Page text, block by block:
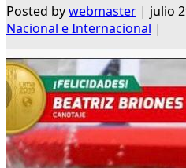
Posted bywebmaster | julio
Nacional e Internacional |